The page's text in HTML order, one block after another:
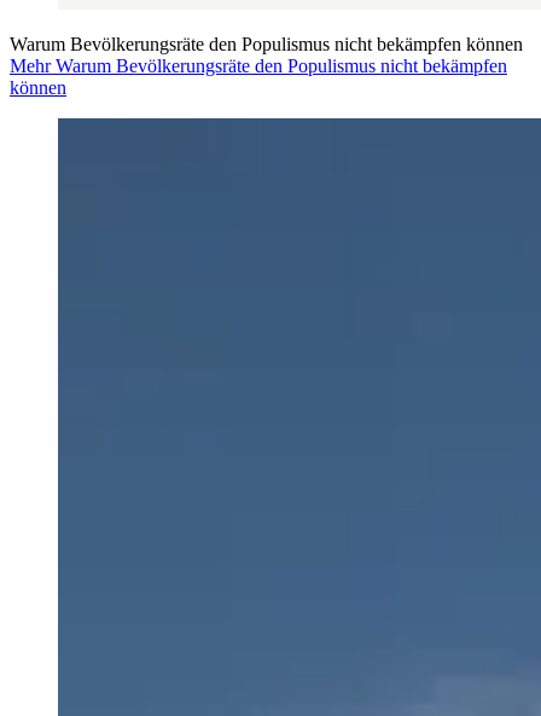
Warum Bevölkerungsräte den Populismus nicht bekämpfen können
Mehr Warum Bevölkerungsräte den Populismus nicht bekämpfen
können